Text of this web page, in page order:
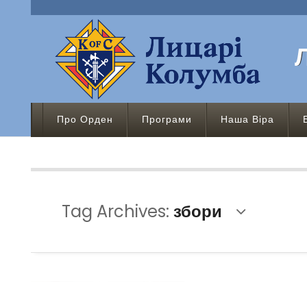
Про Орден Програми Наша Віра
Tag Archives: збори